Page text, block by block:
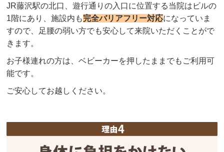
JR藤沢駅の北口、遊行通りの入口に位置する当院はビルの
1階にあり、施設内も完全バリアフリー対応になっていま
すので、足腰の弱い方でも安心して来院いただくことがで
きます。
お子様連れの方は、ベビーカーを押したままでもご利用可
能です。
ご安心してお越しください。